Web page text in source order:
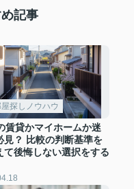
記事
屋探しノウハウ
賃貸かマイホームか迷
見？ 比較の判断基準を
て後悔しない選択をする